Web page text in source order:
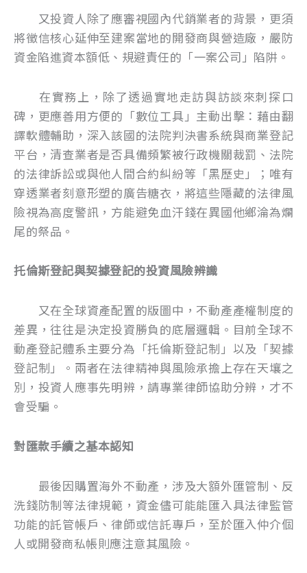
又投資人除了應審視國內代銷業者的背景，更須
將徵信核心延伸至建案當地的開發商與營造廠，嚴防
資金陷進資本額低、規避責任的「一案公司」陷阱。
在實務上，除了透過實地走訪與訪談來刺探口
碑，更應善用方便的「數位工具」主動出擊：藉由翻
譯軟體輔助，深入該國的法院判決書系統與商業登記
平台，清查業者是否具備頻繁被行政機關裁罰、法院
的法律訴訟或與他人間合約糾紛等「黑歷史」；唯有
穿透業者刻意形塑的廣告糖衣，將這些隱藏的法律風
險視為高度警訊，方能避免血汗錢在異國他鄉淪為爛
尾的祭品。
托倫斯登記與契據登記的投資風險辨識
又在全球資產配置的版圖中，不動產產權制度的
差異，往往是決定投資勝負的底層邏輯。目前全球不
動產登記體系主要分為「托倫斯登記制」以及「契據
登記制」。兩者在法律精神與風險承擔上存在天壤之
別，投資人應事先明辨，請專業律師協助分辨，才不
會受騙。
對匯款手續之基本認知
最後因購置海外不動產，涉及大額外匯管制、反
洗錢防制等法律規範，資金儘可能能匯入具法律監管
功能的託管帳戶、律師或信託專戶，至於匯入仲介個
人或開發商私帳則應注意其風險。